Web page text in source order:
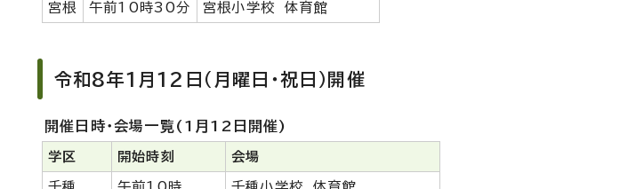
宮根 午前10時30分 宮根小学校 体育館
令和8年1月12日（月曜日・祝日）開催
開催日時・会場一覧(1月12日開催)
学区 開始時刻 会場